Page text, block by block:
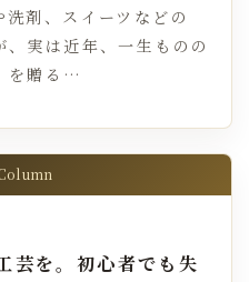
剤、スイーツなどの
、実は近年、一生ものの
を贈る…
芸を。初心者でも失